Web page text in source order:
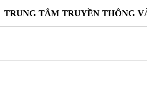
TRUNG TÂM TRUYỀN THÔNG